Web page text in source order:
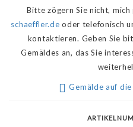
Bitte zögern Sie nicht,
schaeffler.de oder telefonisch
kontaktieren. Geben Sie
Gemäldes an, das Sie
Gemälde auf